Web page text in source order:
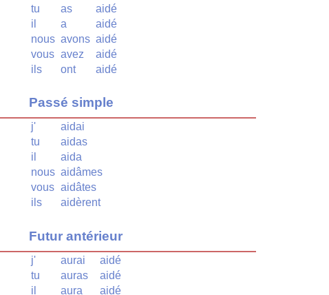
tu
as
aidé
il
a
aidé
nous avons aidé
vous avez
aidé
ils
ont aidé
Passé simple
j'
aidai
tu
aidas
il
aida
nous aidâmes
vous aidâtes
ils
aidèrent
Futur antérieur
j' aurai
aidé
tu
auras
aidé
il
aura
aidé